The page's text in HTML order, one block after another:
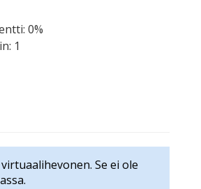
0%
1
Se ei ole